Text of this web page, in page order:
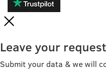
Leave your request
Submit your data & we will